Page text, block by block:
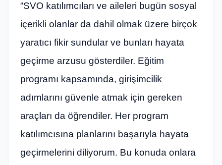
“SVO katılımcıları ve aileleri bugün sosyal
içerikli olanlar da dahil olmak üzere birçok
yaratıcı fikir sundular ve bunları hayata
geçirme arzusu gösterdiler. Eğitim
programı kapsamında, girişimcilik
adımlarını güvenle atmak için gereken
araçları da öğrendiler. Her program
katılımcısına planlarını başarıyla hayata
geçirmelerini diliyorum. Bu konuda onlara